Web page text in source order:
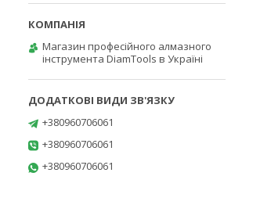
Магазин професійного алмазного
інструмента DiamTools в Україні
+380960706061
+380960706061
+380960706061